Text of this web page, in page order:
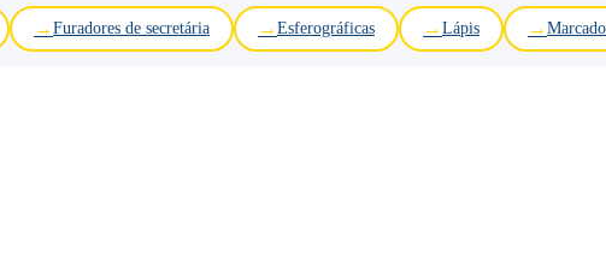
Furadores de secretária Esferográficas Lápis